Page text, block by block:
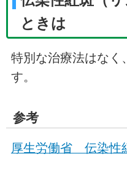
ときは
特別な治療法はなく
す。
参考
厚生労働省 伝染性